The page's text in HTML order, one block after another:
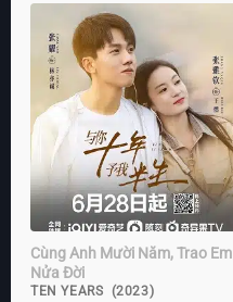
Cùng Anh Mười Năm, Trao Em
Nửa Đời
TEN YEARS (2023)